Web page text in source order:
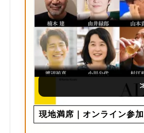
現地満席｜オンライン参